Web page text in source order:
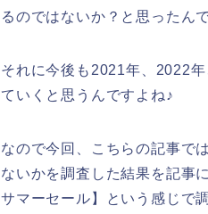
るのではないか？と思ったん
それに今後も2021年、2022
ていくと思うんですよね♪
なので今回、こちらの記事で
ないかを調査した結果を記事
サマーセール】という感じで